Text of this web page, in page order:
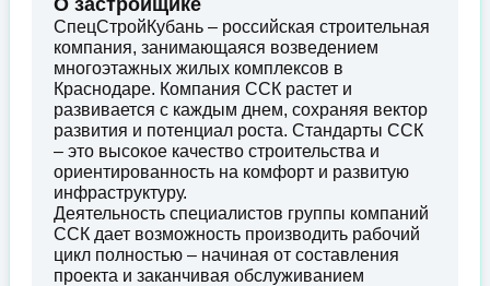
О застройщике
СпецСтройКубань – российская строительная
компания, занимающаяся возведением
многоэтажных жилых комплексов в
Краснодаре. Компания ССК растет и
развивается с каждым днем, сохраняя вектор
развития и потенциал роста. Стандарты ССК
– это высокое качество строительства и
ориентированность на комфорт и развитую
инфраструктуру.
Деятельность специалистов группы компаний
ССК дает возможность производить рабочий
цикл полностью – начиная от составления
проекта и заканчивая обслуживанием